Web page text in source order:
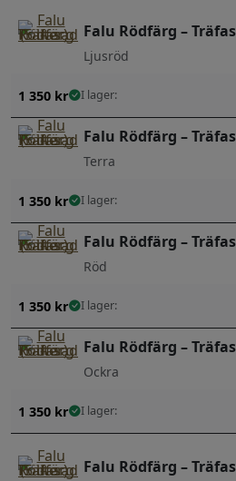
Falu Rödfärg –
Ljusröd
1 350 kr I lager:
Falu Rödfärg –
Terra
1 350 kr I lager:
Falu Rödfärg –
Röd
1 350 kr I lager:
Falu Rödfärg –
Ockra
1 350 kr I lager:
Falu Rödfärg –